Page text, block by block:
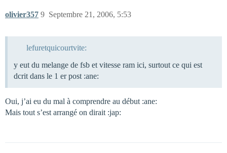
olivier357 Septembre 21, 2006, 5:53
9
lefuretquicourtvite:
y eut du melange de fsb et vitesse ram ici, surtout ce qui est
dcrit dans le 1 er post :ane:
Oui, j’ai eu du mal à comprendre au début :ane:
Mais tout s’est arrangé on dirait :jap: